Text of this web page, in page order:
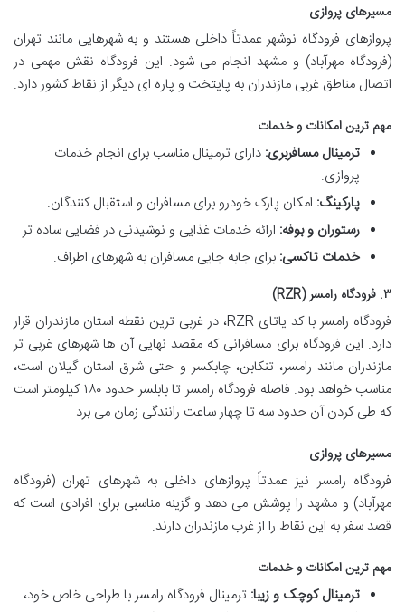
مسیرهای پروازی
پروازهای فرودگاه نوشهر عمدتاً داخلی هستند و به شهرهایی مانند تهران
(فرودگاه مهرآباد) و مشهد انجام می شود. این فرودگاه نقش مهمی در
اتصال مناطق غربی مازندران به پایتخت و پاره ای دیگر از نقاط کشور دارد.
مهم ترین امکانات و خدمات
ترمینال مسافربری: دارای ترمینال مناسب برای انجام خدمات
پروازی.
پارکینگ: امکان پارک خودرو برای مسافران و استقبال کنندگان.
رستوران و بوفه: ارائه خدمات غذایی و نوشیدنی در فضایی ساده تر.
خدمات تاکسی: برای جابه جایی مسافران به شهرهای اطراف.
۳. فرودگاه رامسر (RZR)
فرودگاه رامسر با کد یاتای RZR، در غربی ترین نقطه استان مازندران قرار
دارد. این فرودگاه برای مسافرانی که مقصد نهایی آن ها شهرهای غربی تر
مازندران مانند رامسر، تنکابن، چابکسر و حتی شرق استان گیلان است،
مناسب خواهد بود. فاصله فرودگاه رامسر تا بابلسر حدود ۱۸۰ کیلومتر است
که طی کردن آن حدود سه تا چهار ساعت رانندگی زمان می برد.
مسیرهای پروازی
فرودگاه رامسر نیز عمدتاً پروازهای داخلی به شهرهای تهران (فرودگاه
مهرآباد) و مشهد را پوشش می دهد و گزینه مناسبی برای افرادی است که
قصد سفر به این نقاط را از غرب مازندران دارند.
مهم ترین امکانات و خدمات
ترمینال کوچک و زیبا: ترمینال فرودگاه رامسر با طراحی خاص خود،